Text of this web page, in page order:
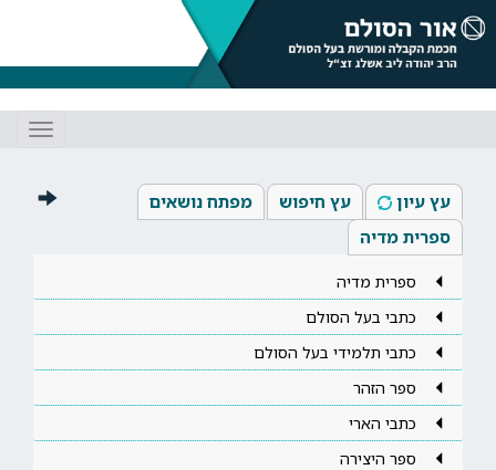
עץ עיון עץ חיפוש
מפתח נושאים
ספרית מדיה
ספרית מדיה
כתבי בעל הסולם
כתבי תלמידי בעל הסולם
ספר הזהר
כתבי הארי
ספר היצירה